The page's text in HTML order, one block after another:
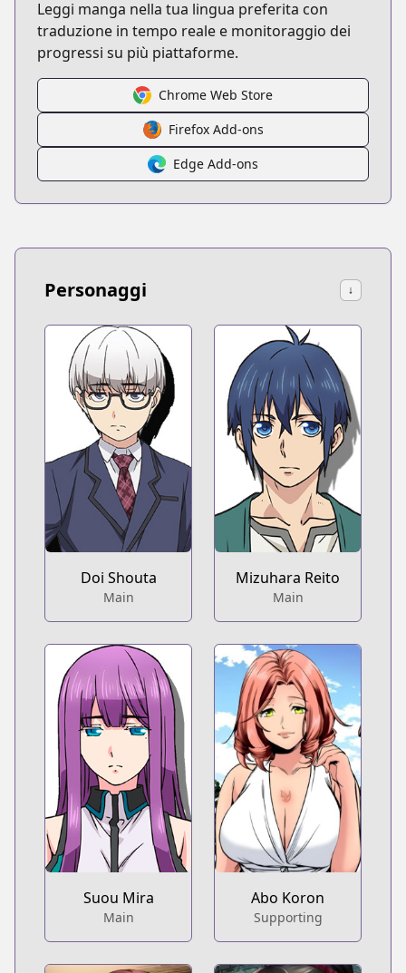
Leggi manga nella tua lingua preferita con
traduzione in tempo reale e monitoraggio dei
progressi su più piattaforme.
Chrome Web Store
Firefox Add-ons
Edge Add-ons
Personaggi ↓
Doi Shouta
Main
Mizuhara Reito
Main
Suou Mira
Main
Abo Koron
Supporting